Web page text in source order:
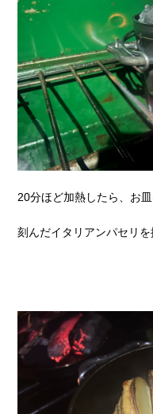
20分ほど加熱したら、お
刻んだイタリアンパセリを